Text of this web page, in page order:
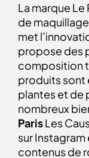
La marque Le
de
met
propose des
composition
produits sont
plantes et de
nombreux
ParisLes
sur Instagram
contenus de